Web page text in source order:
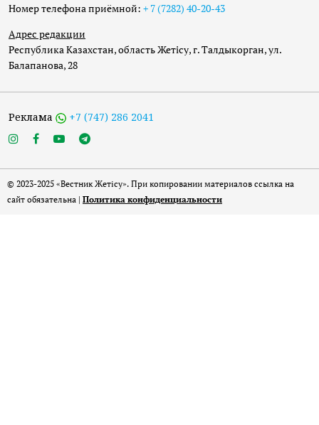
Номер телефона приёмной: + 7 (7282) 40-20-43
Адрес редакции
Республика Казахстан, область Жетісу, г. Талдыкорган, ул.
Балапанова, 28
Реклама +7 (747) 286 2041
© 2023-2025 «Вестник Жетісу». При копировании материалов ссылка на
сайт обязательна | Политика конфиденциальности